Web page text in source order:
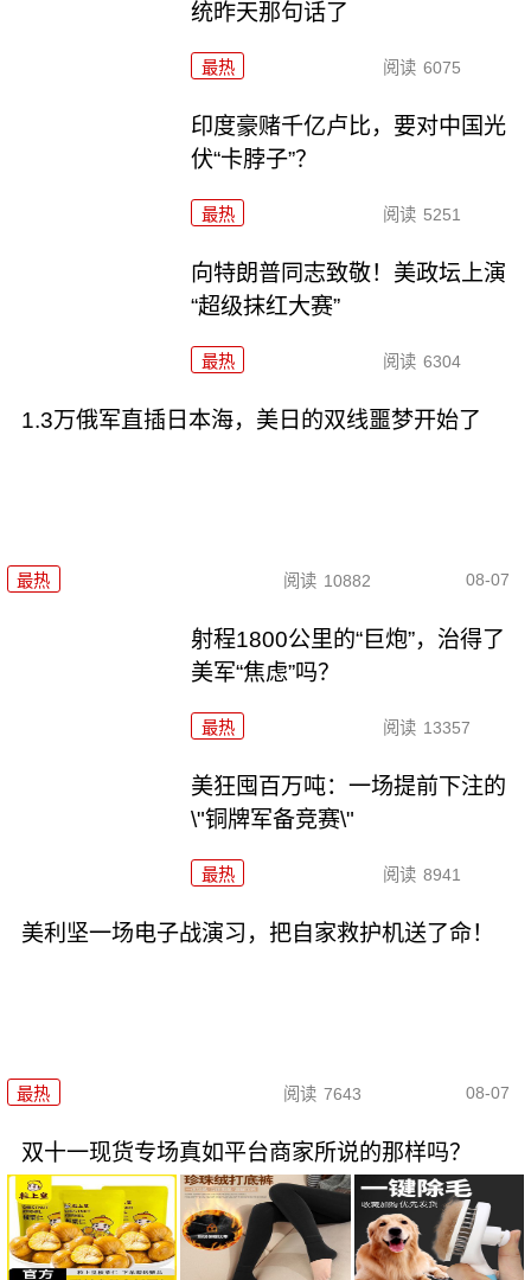
统昨天那句话了
最热 阅读 6075
印度豪赌千亿卢比，要对中国光
伏“卡脖子”？
最热 阅读 5251
向特朗普同志致敬！美政坛上演
“超级抹红大赛”
最热 阅读 6304
1.3万俄军直插日本海，美日的双线噩梦开始了
最热 阅读 10882 08-07
射程1800公里的“巨炮”，治得了
美军“焦虑”吗？
最热 阅读 13357
美狂囤百万吨：一场提前下注的
\"铜牌军备竞赛\"
最热 阅读 8941
美利坚一场电子战演习，把自家救护机送了命！
最热 阅读 7643 08-07
双十一现货专场真如平台商家所说的那样吗？